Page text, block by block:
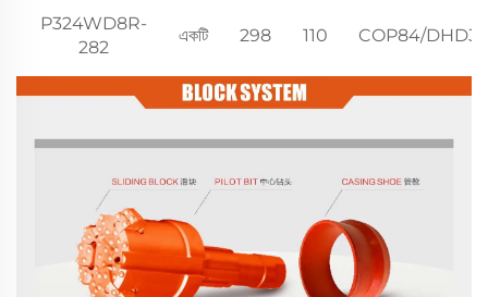
P324WD8R-
282
একটি 298 110 COP84/